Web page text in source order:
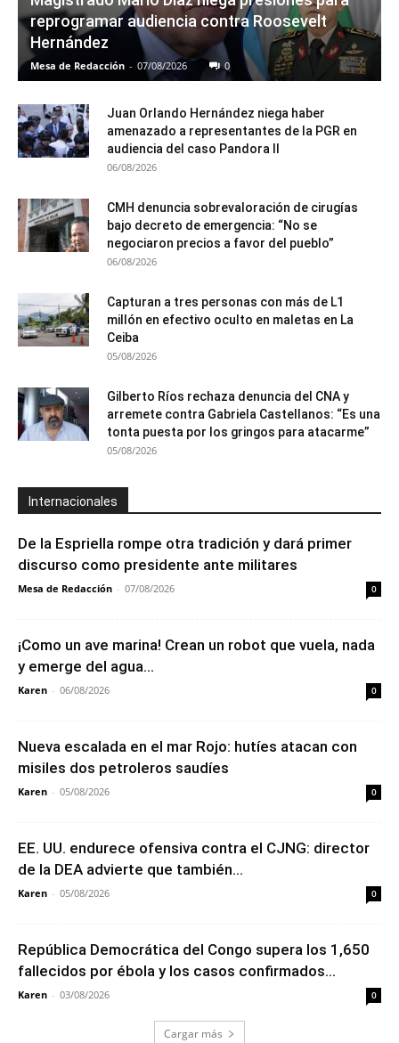
reprogramar audiencia contra Roosevelt
Hernández
Mesa de Redacción - 07/08/2026 0
Juan Orlando Hernández niega haber
amenazado a representantes de la PGR en
audiencia del caso Pandora II
06/08/2026
CMH denuncia sobrevaloración de cirugías
bajo decreto de emergencia: “No se
negociaron precios a favor del pueblo”
06/08/2026
Capturan a tres personas con más de L1
millón en efectivo oculto en maletas en La
Ceiba
05/08/2026
Gilberto Ríos rechaza denuncia del CNA y
arremete contra Gabriela Castellanos: “Es una
tonta puesta por los gringos para atacarme”
05/08/2026
Internacionales
De la Espriella rompe otra tradición y dará primer
discurso como presidente ante militares
Mesa de Redacción - 07/08/2026 0
¡Como un ave marina! Crean un robot que vuela, nada
y emerge del agua...
Karen - 06/08/2026 0
Nueva escalada en el mar Rojo: hutíes atacan con
misiles dos petroleros saudíes
Karen - 05/08/2026 0
EE. UU. endurece ofensiva contra el CJNG: director
de la DEA advierte que también...
Karen - 05/08/2026 0
República Democrática del Congo supera los 1,650
fallecidos por ébola y los casos confirmados...
Karen - 03/08/2026 0
Cargar más